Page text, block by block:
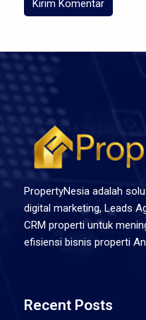
PropertyNesia adalah
digital marketing, Leads
CRM properti untuk
efisiensi bisnis properti
Recent Posts